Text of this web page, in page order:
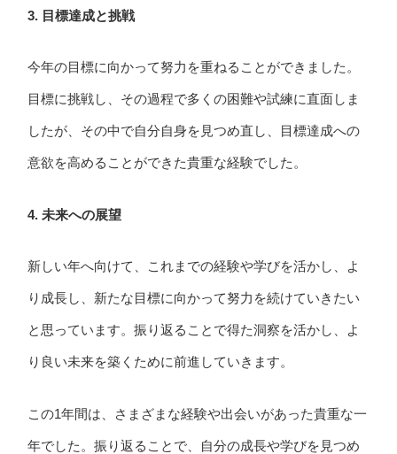
3. 目標達成と挑戦
今年の目標に向かって努力を重ねることができました。
目標に挑戦し、その過程で多くの困難や試練に直面しま
したが、その中で自分自身を見つめ直し、目標達成への
意欲を高めることができた貴重な経験でした。
4. 未来への展望
新しい年へ向けて、これまでの経験や学びを活かし、よ
り成長し、新たな目標に向かって努力を続けていきたい
と思っています。振り返ることで得た洞察を活かし、よ
り良い未来を築くために前進していきます。
この1年間は、さまざまな経験や出会いがあった貴重な一
年でした。振り返ることで、自分の成長や学びを見つめ